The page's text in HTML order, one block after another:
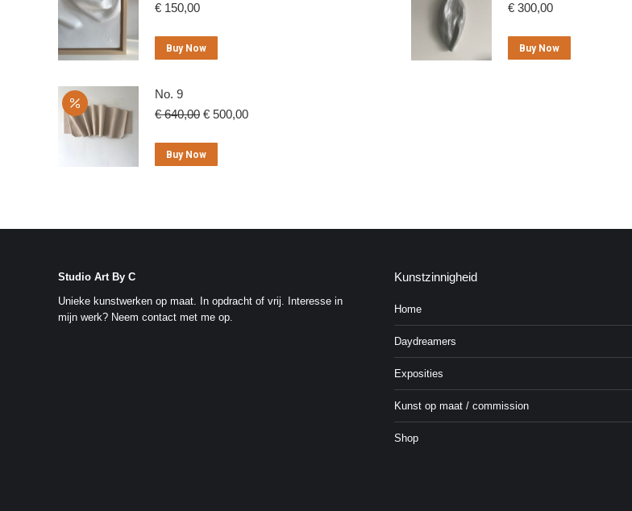
€ 150,00
Buy Now
€300,00
Buy Now
No. 9
€640,00 Oorspronkelijke
was:
€ 640,00.
€ 500,00Huidige
Buy Now
Studio Art By C
Unieke kunstwerken op maat. In opdracht of vrij. Interesse in
mijn werk? Neem contact met me op.
Kunstzinnigheid
Home
Daydreamers
Exposities
Kunst op maat / commission
Shop